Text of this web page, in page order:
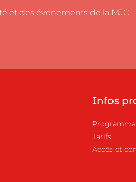
et des événements de la MJC
Infos
Tarifs
Accès et